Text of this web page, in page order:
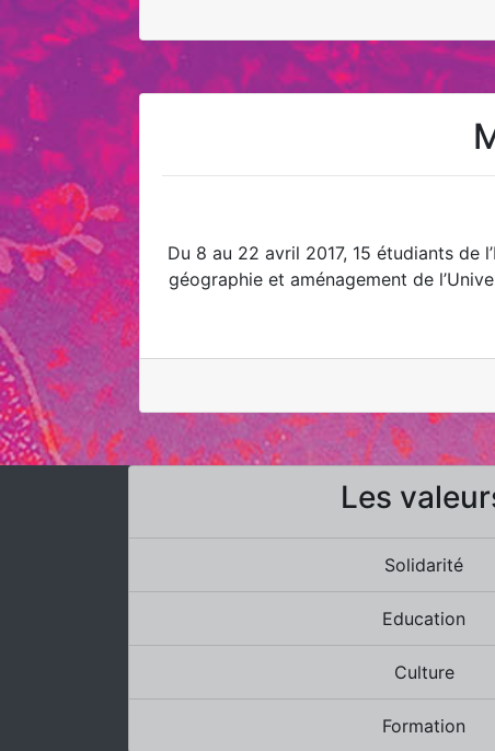
Du 8 au 22 avril 2017, 15 étudiants de
géographie et aménagement de
Les
Solidarité
Education
Culture
Formation